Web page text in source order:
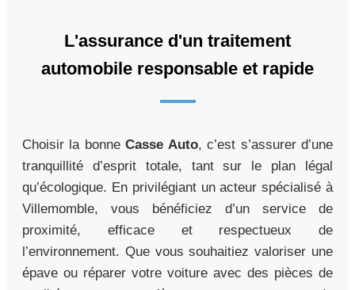
L'assurance d'un traitement
automobile responsable et rapide
Choisir la bonneCasse Auto, c’est s’assurer d’une
tranquillité d’esprit totale, tant sur le plan légal
qu’écologique. En privilégiant un acteur spécialisé à
Villemomble, vous bénéficiez d’un service de
proximité, efficace et respectueux de
l’environnement. Que vous souhaitiez valoriser une
épave ou réparer votre voiture avec des pièces de